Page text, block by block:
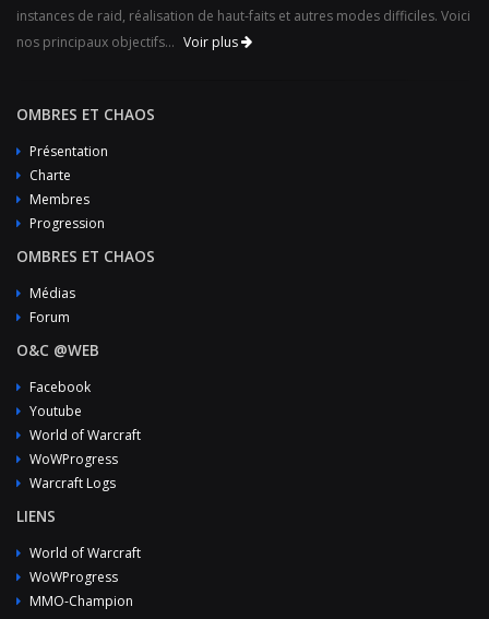
instances de raid, réalisation de haut-faits et autres modes difficiles. Voici
nos principaux objectifs... Voir plus
OMBRES ET CHAOS
Présentation
Charte
Membres
Progression
OMBRES ET CHAOS
Médias
Forum
O&C @WEB
Facebook
Youtube
World of Warcraft
WoWProgress
Warcraft Logs
LIENS
World of Warcraft
WoWProgress
MMO-Champion